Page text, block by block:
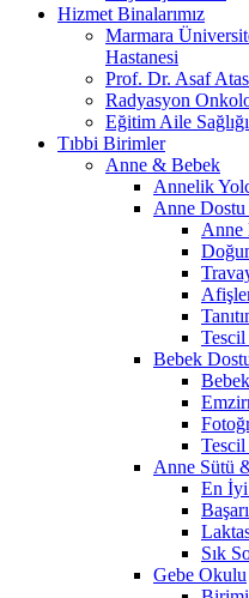
Hizmet Binalarımız
Marmara
Hastanesi
Prof. Dr. Asaf
Radyasyon
Eğitim Aile
Tıbbi Birimler
Anne & Bebek
Annelik
Anne Dostu
Anne
Bebek
Anne Sütü
En İyi
Sık
Gebe Okulu